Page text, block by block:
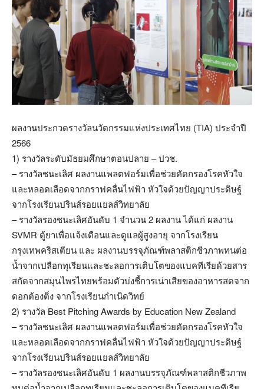
ผลงานประกวดรางวัลนวัตกรรมแห่งประเทศไทย (TIA) ประจำปี
2566
1) รางวัลระดับมัธยมศึกษาตอนปลาย – ปวช.
– รางวัลชนะเลิศ ผลงานแพลตฟอร์มเพื่อช่วยคัดกรองโรคหัวใจ
และหลอดเลือดจากกราฟคลื่นไฟฟ้า หัวใจด้วยปัญญาประดิษฐ์
จากโรงเรียนปรินส์รอยแยลส์วิทยาลัย
– รางวัลรองชนะเลิศอันดับ 1 จำนวน 2 ผลงาน ได้แก่ ผลงาน
SVMR ตู้ยาเพื่อแจ้งเตือนและดูแลผู้สูงอายุ จากโรงเรียน
กรุงเทพคริสเตียน และ ผลงานบรรจุภัณฑ์พลาสติกชีวภาพทนต่อ
น้ำจากเปลือกทุเรียนและชะลอการเติบโตของแบคทีเรียด้วยสาร
สกัดจากสมุนไพรไทยพร้อมตัวบ่งชี้การเน่าเสียของอาหารสดจาก
ดอกต้องติ่ง จากโรงเรียนกำเนิดวิทย์
2) รางวัล Best Pitching Awards by Education New Zealand
– รางวัลชนะเลิศ ผลงานแพลตฟอร์มเพื่อช่วยคัดกรองโรคหัวใจ
และหลอดเลือดจากกราฟคลื่นไฟฟ้า หัวใจด้วยปัญญาประดิษฐ์
จากโรงเรียนปรินส์รอยแยลส์วิทยาลัย
– รางวัลรองชนะเลิศอันดับ 1 ผลงานบรรจุภัณฑ์พลาสติกชีวภาพ